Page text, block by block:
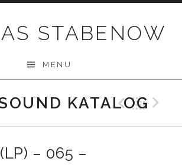
STABENOW
MENU
KATALOG
– 065 –